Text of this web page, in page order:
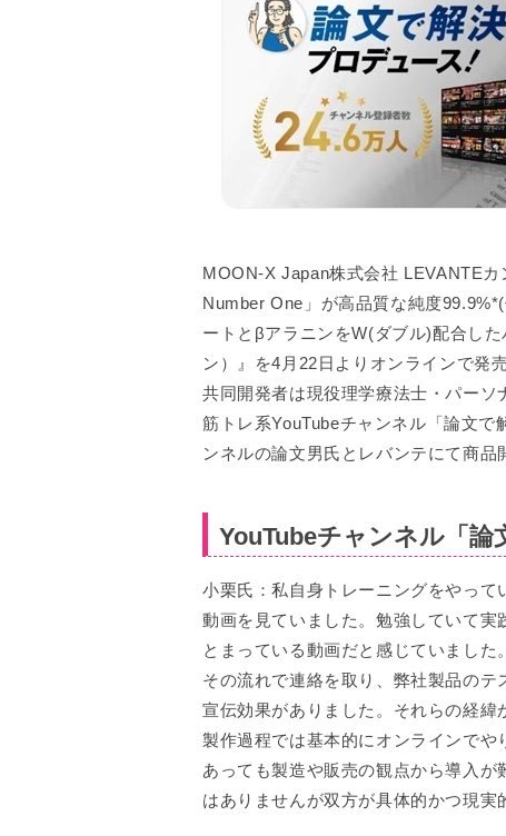
MOON-X Japan株式会社 LEVANTE
Number One」が高品質な純度
ートとβアラニンをW(ダブル)配合し
ン）』を4月22日よりオンラインで発
共同開発者は現役理学療法士・パー
筋トレ系YouTubeチャンネル「論文
ンネルの論文男氏とレバンテにて商品
YouTubeチャンネル「論
小栗氏：私自身トレーニングをやって
動画を見ていました。勉強していて実
とまっている動画だと感じていました。
その流れで連絡を取り、弊社製品の
宣伝効果がありました。それらの経緯
製作過程では基本的にオンラインで
あっても製造や販売の観点から導入
はありませんが双方が具体的かつ現実